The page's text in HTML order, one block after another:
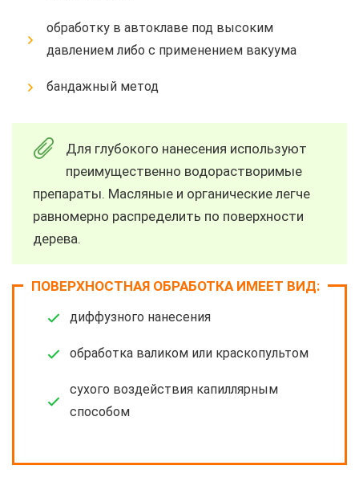
обработку в автоклаве под высоким
давлением либо с применением вакуума
бандажный метод
Для глубокого нанесения используют
преимущественно водорастворимые
препараты. Масляные и органические легче
равномерно распределить по поверхности
дерева.
ПОВЕРХНОСТНАЯ ОБРАБОТКА ИМЕЕТ ВИД:
диффузного нанесения
обработка валиком или краскопультом
сухого воздействия капиллярным
способом